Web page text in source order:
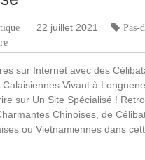
22 juillet 2021
Pas-
sur Internet avec des
Vivant à
sur Un Site Spécialisé !
Chinoises, de
ou Vietnamiennes dans